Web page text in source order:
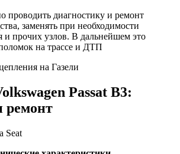
проводить диагностику и ремонт
заменять при необходимости
и прочих узлов. В дальнейшем это
на трассе и ДТП
на Газели
Passat B3:
ремонт
Seat